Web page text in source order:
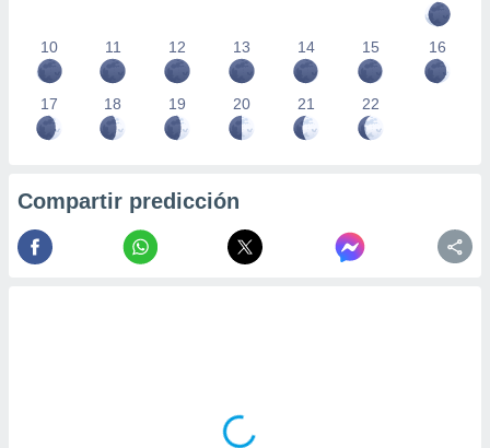
10 11 12 13 14 15 16
17 18 19 20 21 22
Compartir predicción